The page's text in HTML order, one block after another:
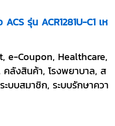
รุ่น ACR1281U-C1 เห
e-Coupon, Healthcare,
ลังสินค้า, โรงพยาบาล, ส
บบสมาชิก, ระบบรักษาควา